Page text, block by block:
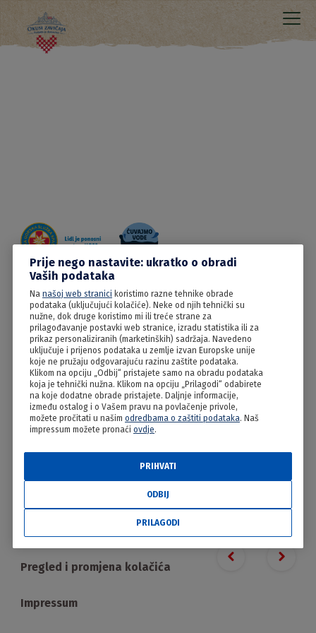
23.06.2022
Viška pogača
Previous slide
Next
Pregled i promjena kolačića
Impressum
Prije nego nastavite: ukratko o obradi
Vaših podataka
Na našoj web stranici koristimo razne tehnike obrade
podataka (uključujući kolačiće). Neke od njih tehnički su
nužne, dok druge koristimo mi ili treće strane za
prilagođavanje postavki web stranice, izradu statistika ili za
prikaz personaliziranih (marketinških) sadržaja. Navedeno
uključuje i prijenos podataka u zemlje izvan Europske unije
koje ne pružaju odgovarajuću razinu zaštite podataka.
Klikom na opciju „Odbij“ pristajete samo na obradu podataka
koja je tehnički nužna. Klikom na opciju „Prilagodi“ odabirete
na koje dodatne obrade pristajete. Daljnje informacije,
između ostalog i o Vašem pravu na povlačenje privole,
možete pročitati u našim odredbama o zaštiti podataka. Naš
impressum možete pronaći ovdje.
ODBIJ
PRIHVATI
PRILAGODI